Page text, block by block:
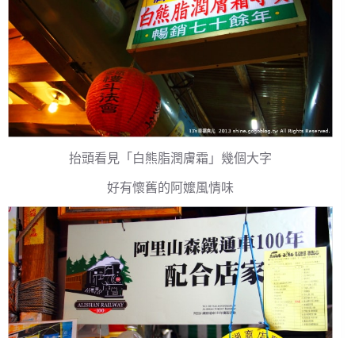
抬頭看見「白熊脂潤膚霜」幾個大字
好有懷舊的阿嬤風情味